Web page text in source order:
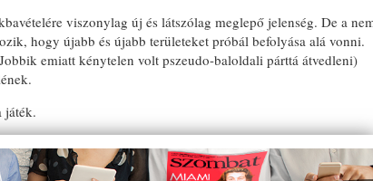
viszonylag új és látszólag meglepő jelenség. De a
hogy újabb és újabb területeket próbál befolyása alá vonni.
emiatt kénytelen volt pszeudo-baloldali párttá átvedleni)
játék.